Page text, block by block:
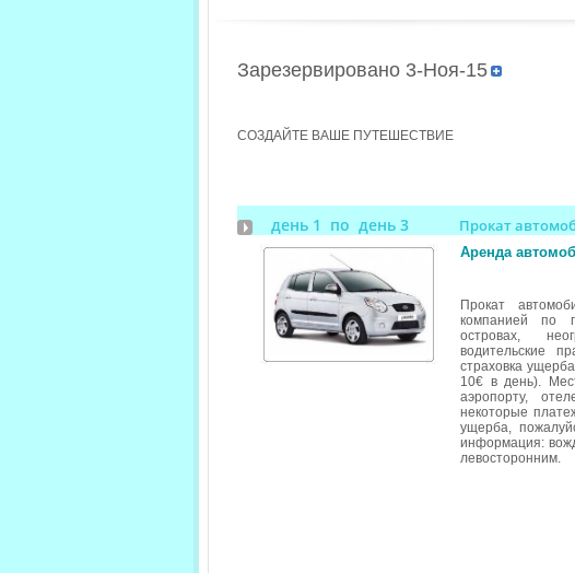
Зарезервировано 3-Ноя-15
СОЗДАЙТЕ ВАШЕ ПУТЕШЕСТВИЕ
день 1 по день 3 Прокат
Аренда
Прокат
компанией по
островах,
водительские
страховка
10€ в день).
аэропорту,
некоторые
ущерба,
информация:
левосторонним.